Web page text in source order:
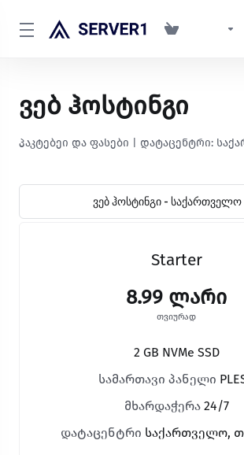
ვებ ჰოსტინგი
პაკტებეი და ფასები | დატაცენტრი:
ვებ ჰოსტინგი - საქართველო
Starter
8.99 ლარი
თვიურად
2 GB NVMe SSD
სამართავი პანელი
მხარდაჭერა 24/7
დატაცენტრი საქართველო,